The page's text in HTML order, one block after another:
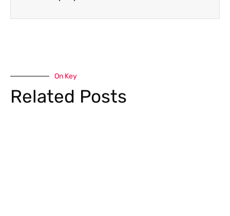
On Key
Related Posts